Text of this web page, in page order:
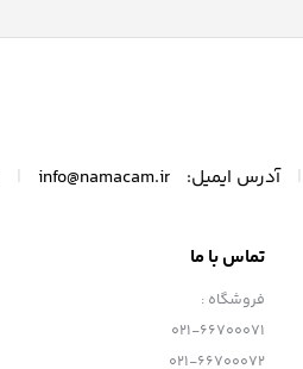
آدرس ایمیل: info@namacam.ir
تماس با ما
فروشگاه :
021-66700071
021-66700072